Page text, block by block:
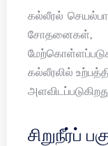
கல்லீரல்
சோதனைகள்,
கல்லீரலில்
சிறுநீர்ப்